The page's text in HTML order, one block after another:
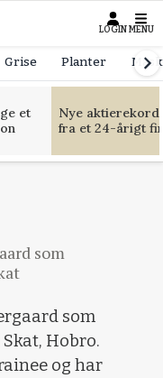
LOGIN MENU
Grise Planter
et
Nye
fra et 24-årigt
som
som
Hobro.
og har